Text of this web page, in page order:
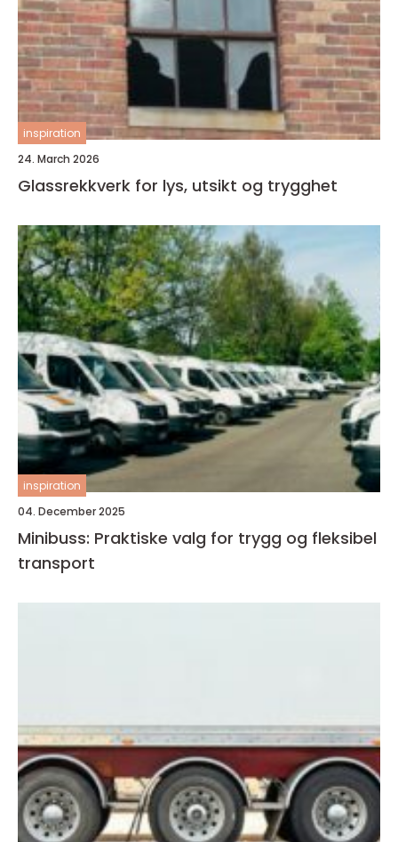
inspiration
24. March 2026
Glassrekkverk for lys, utsikt og trygghet
inspiration
04. December 2025
Minibuss: Praktiske valg for trygg og fleksibel
transport